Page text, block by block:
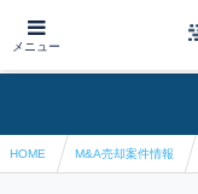
メニュー
HOME M&A売却案件情報